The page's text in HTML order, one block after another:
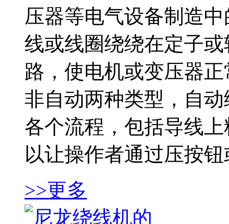
压器等电气设备制造
线或线圈绕绕在定子
路，使电机或变压器
非自动两种类型，自
各个流程，包括导线
以让操作者通过压按
>>更多